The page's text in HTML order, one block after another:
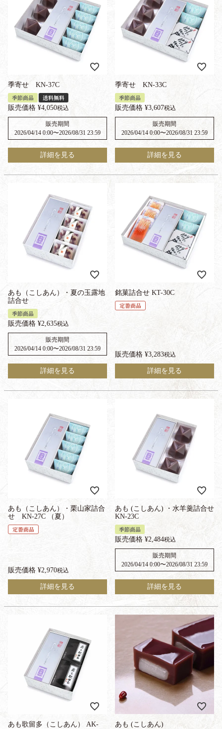
季寄せ KN-37C
季節商品 送料無料
販売価格 ¥4,050税込
販売期間
2026/04/14 0:00〜2026/08/31 23:59
詳細を見る
季寄せ KN-33C
季節商品
販売価格 ¥3,607税込
販売期間
2026/04/14 0:00〜2026/08/31 23:59
詳細を見る
あも（こしあん）・夏の玉露地
詰合せ
季節商品
販売価格 ¥2,635税込
販売期間
2026/04/14 0:00〜2026/08/31 23:59
詳細を見る
銘菓詰合せ KT-30C
定番商品
販売価格 ¥3,283税込
詳細を見る
あも（こしあん）・栗山家詰合
せ KN-27C （夏）
定番商品
販売価格 ¥2,970税込
詳細を見る
あも (こしあん) ・水羊羹詰合せ
KN-23C
季節商品
販売価格 ¥2,484税込
販売期間
2026/04/14 0:00〜2026/08/31 23:59
詳細を見る
あも歌留多（こしあん） AK-
あも (こしあん)